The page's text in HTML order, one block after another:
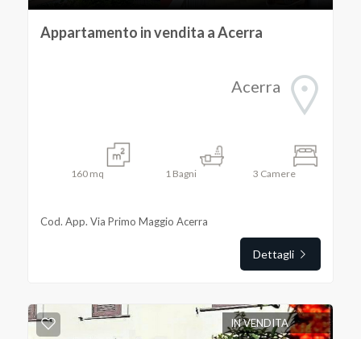
Appartamento in vendita a Acerra
Acerra
160mq 1Bagni 3 Camere
Cod. App. Via Primo Maggio Acerra
Dettagli
IN VENDITA